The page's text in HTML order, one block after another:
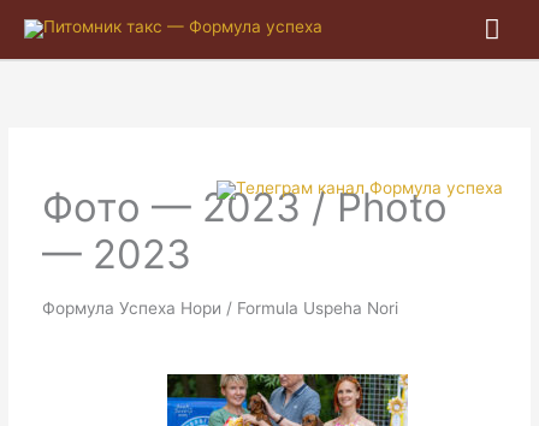
Фото — 2023 / Photo
— 2023
Формула Успеха Нори / Formula Uspeha Nori